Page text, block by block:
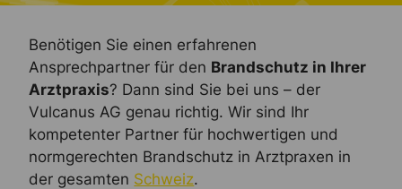
Benötigen Sie einen erfahrenen
Ansprechpartner für den Brandschutz in Ihrer
Arztpraxis? Dann sind Sie bei uns – der
Vulcanus AG genau richtig. Wir sind Ihr
kompetenter Partner für hochwertigen und
normgerechten Brandschutz in Arztpraxen in
der gesamten Schweiz.